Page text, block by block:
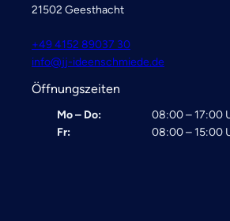
21502 Geesthacht
+49 4152 89037 30
info@jj-ideenschmiede.de
Öffnungszeiten
Mo – Do:
Fr:
08:00 – 17:00
08:00 – 15:00